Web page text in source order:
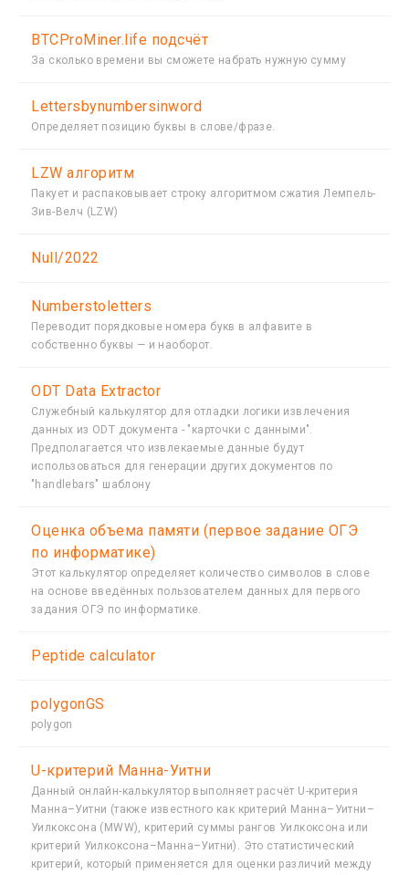
BTCProMiner.life подсчёт
За сколько времени вы сможете набрать нужную сумму
Lettersbynumbersinword
Определяет позицию буквы в слове/фразе.
LZW алгоритм
Пакует и распаковывает строку алгоритмом сжатия Лемпель-
Зив-Велч (LZW)
Null/2022
Numberstoletters
Переводит порядковые номера букв в алфавите в
собственно буквы — и наоборот.
ODT Data Extractor
Служебный калькулятор для отладки логики извлечения
данных из ODT документа - "карточки с данными".
Предполагается что извлекаемые данные будут
использоваться для генерации других документов по
"handlebars" шаблону
Oценка объема памяти (первое задание ОГЭ
по информатике)
Этот калькулятор определяет количество символов в слове
на основе введённых пользователем данных для первого
задания ОГЭ по информатике.
Peptide calculator
polygonGS
polygon
U-критерий Манна-Уитни
Данный онлайн-калькулятор выполняет расчёт U-критерия
Манна–Уитни (также известного как критерий Манна–Уитни–
Уилкоксона (MWW), критерий суммы рангов Уилкоксона или
критерий Уилкоксона–Манна–Уитни). Это статистический
критерий, который применяется для оценки различий между